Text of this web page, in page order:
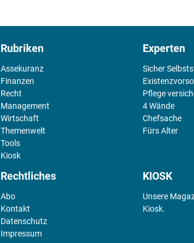
Rubriken
Assekuranz
Finanzen
Recht
Management
Wirtschaft
Themenwelt
Tools
Kiosk
Experten
Sicher
Pflege
4 Wände
Chefsache
Fürs Alter
Rechtliches
Abo
Kontakt
Datenschutz
Impressum
KIOSK
Unsere
Kiosk.